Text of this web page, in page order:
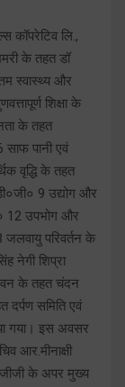
कॉपरेटिव लि.,
के तहत डॉ
स्वास्थ्य और
शिक्षा के
के तहत
पानी एवं
वृद्धि के तहत
9 उद्योग और
12 उपभोग और
जलवायु परिवर्तन के
नेगी शिप्रा
के तहत चंदन
समिति एवं
गया। इस अवसर
आर.मीनाक्षी
के अपर मुख्य